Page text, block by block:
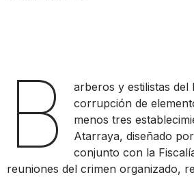
B
arberos y estilistas
corrupción de
menos tres
Atarraya, diseñado
conjunto con la
reuniones del crimen organizado,